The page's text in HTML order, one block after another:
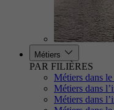
Métiers
PAR FILIÈRES
Métiers dans
Métiers dans
Métiers dans